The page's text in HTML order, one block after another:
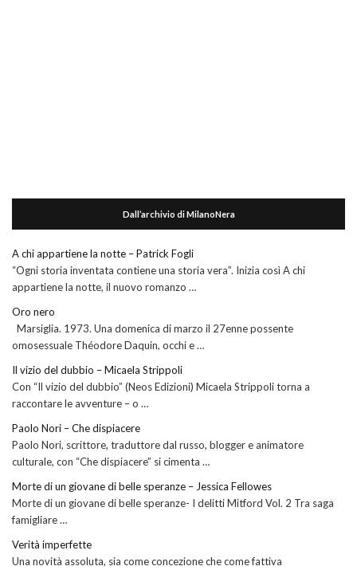
Dall’archivio di MilanoNera
A chi appartiene la notte – Patrick Fogli
“Ogni storia inventata contiene una storia vera”. Inizia così A chi
appartiene la notte, il nuovo romanzo …
Oro nero
Marsiglia. 1973. Una domenica di marzo il 27enne possente
omosessuale Théodore Daquin, occhi e …
Il vizio del dubbio – Micaela Strippoli
Con “Il vizio del dubbio” (Neos Edizioni) Micaela Strippoli torna a
raccontare le avventure – o …
Paolo Nori – Che dispiacere
Paolo Nori, scrittore, traduttore dal russo, blogger e animatore
culturale, con “Che dispiacere” si cimenta …
Morte di un giovane di belle speranze – Jessica Fellowes
Morte di un giovane di belle speranze- I delitti Mitford Vol. 2 Tra saga
famigliare …
Verità imperfette
Una novità assoluta, sia come concezione che come fattiva